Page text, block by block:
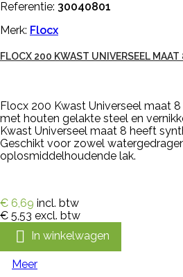
Referentie: 30040801
Merk: Flocx
FLOCX 200 KWAST UNIVERSEEL MAAT
Flocx 200 Kwast Universeel maat
met houten gelakte steel en
Kwast Universeel maat 8 heeft
Geschikt voor zowel
oplosmiddelhoudende lak.
€ 6,69 incl. btw
€ 5,53 excl. btw
 In winkelwagen
Meer